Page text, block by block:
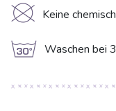
K Keine
g Waschen bei